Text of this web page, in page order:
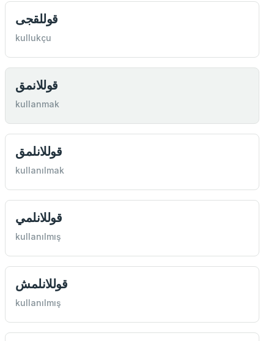
قوللقجی
kullukçu
قوللانمق
kullanmak
قوللانلمق
kullanılmak
قوللانلمي
kullanılmış
قوللانلمش
kullanılmış